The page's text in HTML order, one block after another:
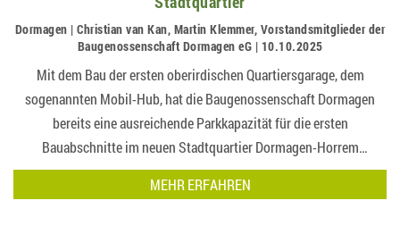
Dormagen | Christian van Kan, Martin Klemmer, Vorstandsmitglieder der
Baugenossenschaft Dormagen eG | 10.10.2025
Mit dem Bau der ersten oberirdischen Quartiersgarage, dem
sogenannten Mobil-Hub, hat die Baugenossenschaft Dormagen
bereits eine ausreichende Parkkapazität für die ersten
Bauabschnitte im neuen Stadtquartier Dormagen-Horrem
geschaffen. Die BGD setzt damit ein Zeichen der Zuversicht für die
weitere Umsetzung des Großprojekts….
MEHR ERFAHREN